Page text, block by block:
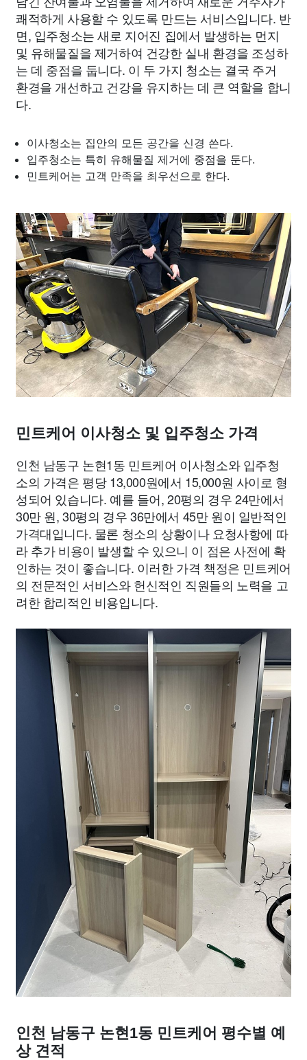
쾌적하게 사용할 수 있도록 만드는 서비스입니다. 반
면, 입주청소는 새로 지어진 집에서 발생하는 먼지
및 유해물질을 제거하여 건강한 실내 환경을 조성하
는 데 중점을 둡니다. 이 두 가지 청소는 결국 주거
환경을 개선하고 건강을 유지하는 데 큰 역할을 합니
다.
이사청소는 집안의 모든 공간을 신경 쓴다.
입주청소는 특히 유해물질 제거에 중점을 둔다.
민트케어는 고객 만족을 최우선으로 한다.
민트케어 이사청소 및 입주청소 가격
인천 남동구 논현1동 민트케어 이사청소와 입주청
소의 가격은 평당 13,000원에서 15,000원 사이로 형
성되어 있습니다. 예를 들어, 20평의 경우 24만에서
30만 원, 30평의 경우 36만에서 45만 원이 일반적인
가격대입니다. 물론 청소의 상황이나 요청사항에 따
라 추가 비용이 발생할 수 있으니 이 점은 사전에 확
인하는 것이 좋습니다. 이러한 가격 책정은 민트케어
의 전문적인 서비스와 헌신적인 직원들의 노력을 고
려한 합리적인 비용입니다.
인천 남동구 논현1동 민트케어 평수별 예
상 견적